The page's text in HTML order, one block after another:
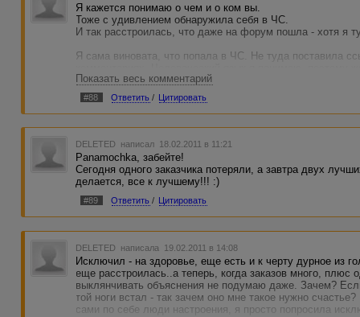
Я кажется понимаю о чем и о ком вы.
Тоже с удивлением обнаружила себя в ЧС.
И так расстроилась, что даже на форум пошла - хотя я
Я сама виновата, что попала в ЧС. Не туда поставила
в которой бы я эту ошибку уже не совершила - нет.
Показать весь комментарий
#88 Ответить / Цитировать
DELETED написал 18.02.2011 в 11:21
Panamochka, забейте!
Сегодня одного заказчика потеряли, а завтра двух
делается, все к лучшему!!! :)
#89 Ответить / Цитировать
DELETED написала 19.02.2011 в 14:08
Исключил - на здоровье, еще есть и к черту дурное из
еще расстроилась..а теперь, когда заказов много,
выклянчивать объяснения не подумаю даже. Зачем?
той ноги встал - так зачем оно мне такое нужно
сами по себе люди настроения, я просто попросила